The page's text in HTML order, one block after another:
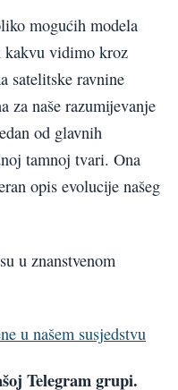
mogućih modela
kakvu vidimo kroz
satelitske ravnine
za naše razumijevanje
od glavnih
tamnoj tvari. Ona
opis evolucije našeg
u znanstvenom
u našem susjedstvu
Telegram grupi.